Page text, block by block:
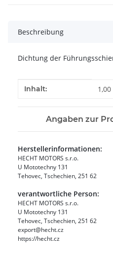
Beschreibung
Dichtung der
Produkteigenschaft
Wert
Inhalt:
Angaben zur
Herstellerinformationen:
HECHT MOTORS s.r.o.
U Mototechny 131
Tehovec, Tschechien, 251 62
verantwortliche Person:
HECHT MOTORS s.r.o.
U Mototechny 131
Tehovec, Tschechien, 251 62
export@hecht.cz
https://hecht.cz